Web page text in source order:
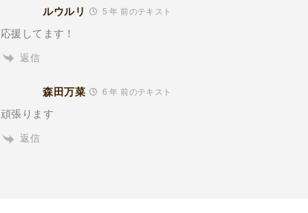
ルウルリ 5 年 前のテキスト
応援してます！
返信
森田万菜 6 年 前のテキスト
頑張ります
返信